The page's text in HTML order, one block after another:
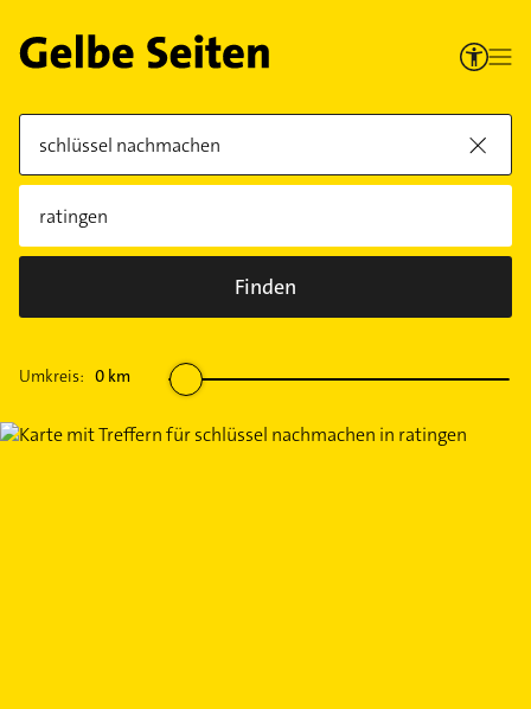
Finden
Umkreis: 0 km